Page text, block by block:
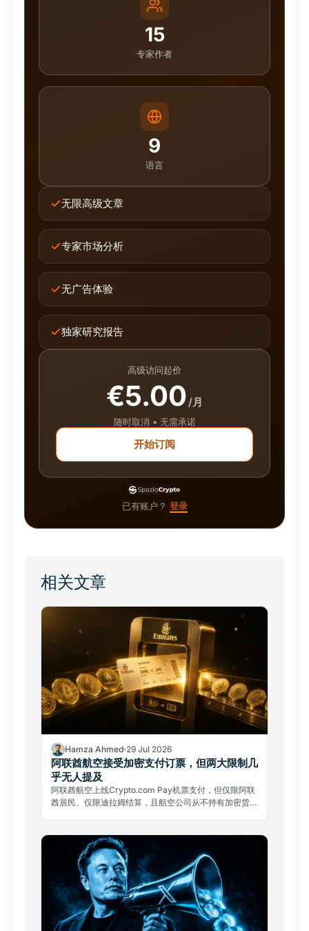
15
专家作者
9
语言
无限高级文章
专家市场分析
无广告体验
独家研究报告
高级访问起价
€5.00/月
随时取消 • 无需承诺
开始订阅
已有账户？ 登录
相关文章
Hamza Ahmed 29 Jul 2026
阿联酋航空接受加密支付订票，但两大限制几
乎无人提及
阿联酋航空上线Crypto.com Pay机票支付，但仅限阿联
酋居民、仅限迪拉姆结算，且航空公司从不持有加密货